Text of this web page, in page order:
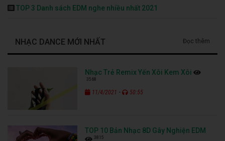
TOP 3 Danh sách EDM nghe nhiều nhất 2021
NHẠC DANCE MỚI NHẤT Đọc thêm
Nhạc Trẻ Remix Yến Xôi Kem Xôi
3568
11/4/2021 - 50:55
TOP 10 Bản Nhạc 8D Gây Nghiện EDM
3815